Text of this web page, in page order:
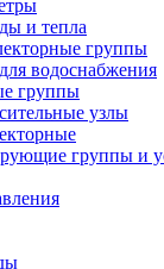
и тепла
группы
водоснабжения
группы
узлы
группы и